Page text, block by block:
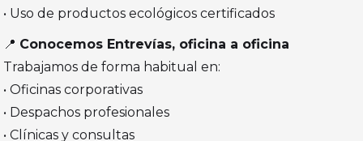
• Uso de productos ecológicos certificados
📍 Conocemos Entrevías, oficina a oficina
Trabajamos de forma habitual en:
• Oficinas corporativas
• Despachos profesionales
• Clínicas y consultas